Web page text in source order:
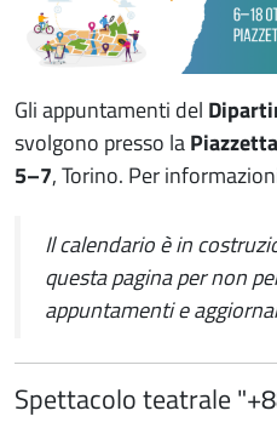
Gli appuntamenti del
svolgono presso la
5–7, Torino. Per
Il calendario è in
questa pagina per non
appuntamenti e
Spettacolo teatrale